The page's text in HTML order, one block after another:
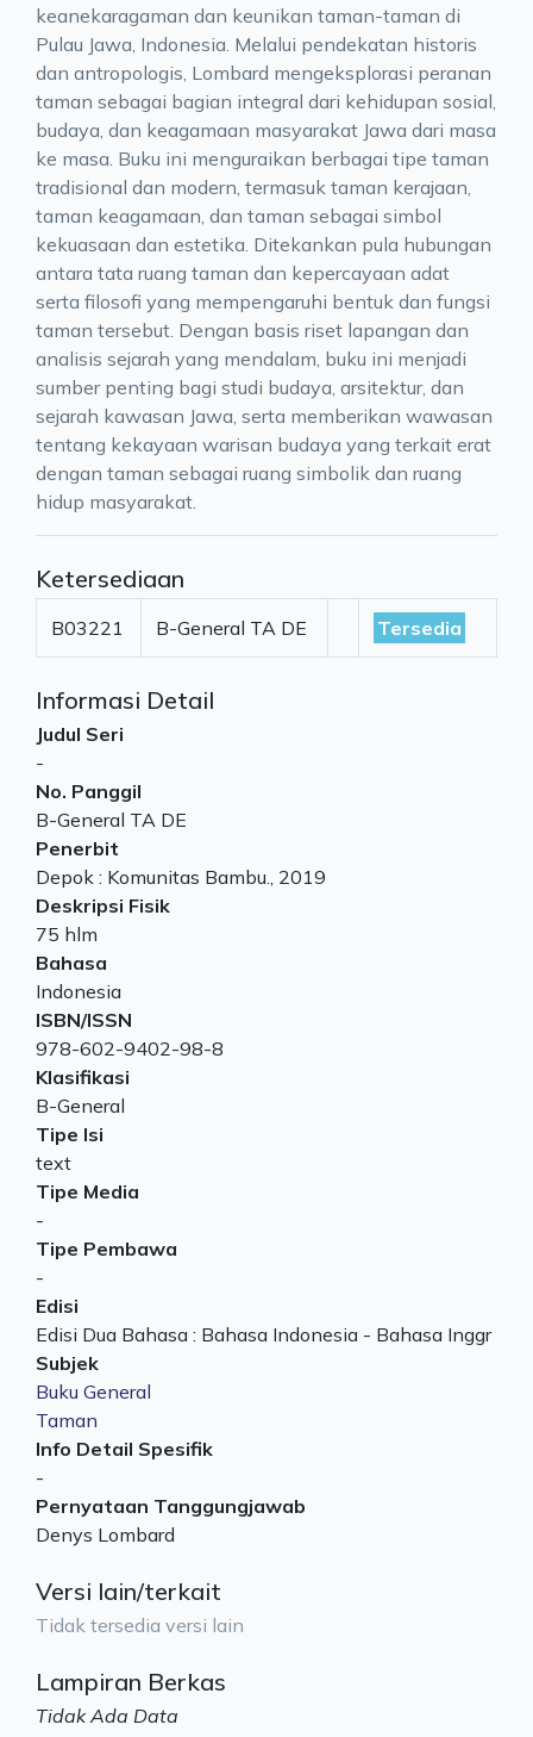
keanekaragaman dan keunikan taman-taman di
Pulau Jawa, Indonesia. Melalui pendekatan historis
dan antropologis, Lombard mengeksplorasi peranan
taman sebagai bagian integral dari kehidupan sosial,
budaya, dan keagamaan masyarakat Jawa dari masa
ke masa. Buku ini menguraikan berbagai tipe taman
tradisional dan modern, termasuk taman kerajaan,
taman keagamaan, dan taman sebagai simbol
kekuasaan dan estetika. Ditekankan pula hubungan
antara tata ruang taman dan kepercayaan adat
serta filosofi yang mempengaruhi bentuk dan fungsi
taman tersebut. Dengan basis riset lapangan dan
analisis sejarah yang mendalam, buku ini menjadi
sumber penting bagi studi budaya, arsitektur, dan
sejarah kawasan Jawa, serta memberikan wawasan
tentang kekayaan warisan budaya yang terkait erat
dengan taman sebagai ruang simbolik dan ruang
hidup masyarakat.
Ketersediaan
B03221 B-General TA DE Tersedia
Informasi Detail
Judul Seri
-
No. Panggil
B-General TA DE
Penerbit
Depok : Komunitas Bambu 2019
Deskripsi Fisik
75 hlm
Bahasa
Indonesia
ISBN/ISSN
978-602-9402-98-8
Klasifikasi
B-General
Tipe Isi
text
Tipe Media
-
Tipe Pembawa
-
Edisi
Edisi Dua Bahasa : Bahasa Indonesia - Bahasa Inggr
Subjek
Buku General
Taman
Info Detail Spesifik
-
Pernyataan Tanggungjawab
Denys Lombard
Versi lain/terkait
Tidak tersedia versi lain
Lampiran Berkas
Tidak Ada Data